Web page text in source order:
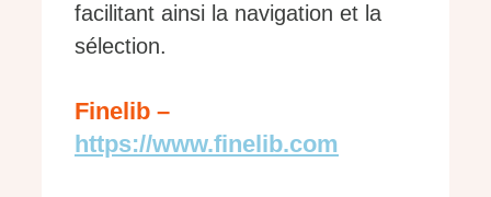
facilitant ainsi la navigation et la
sélection.
Finelib –
https://www.finelib.com